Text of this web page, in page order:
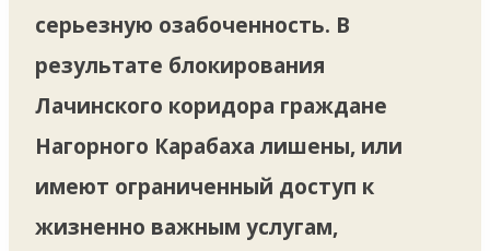
серьезную озабоченность. В
результате блокирования
Лачинского коридора граждане
Нагорного Карабаха лишены, или
имеют ограниченный доступ к
жизненно важным услугам,